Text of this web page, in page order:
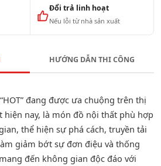
Đổi trả linh hoạt
Nếu lỗi từ nhà sản xuất
HƯỚNG DẪN THI CÔNG
đang được ưa chuộng trên thị
nay, là món đồ nội thất phù hợp
thể hiện sự phá cách, truyền tải
giảm bớt sự đơn điệu và thống
đến không gian độc đáo với